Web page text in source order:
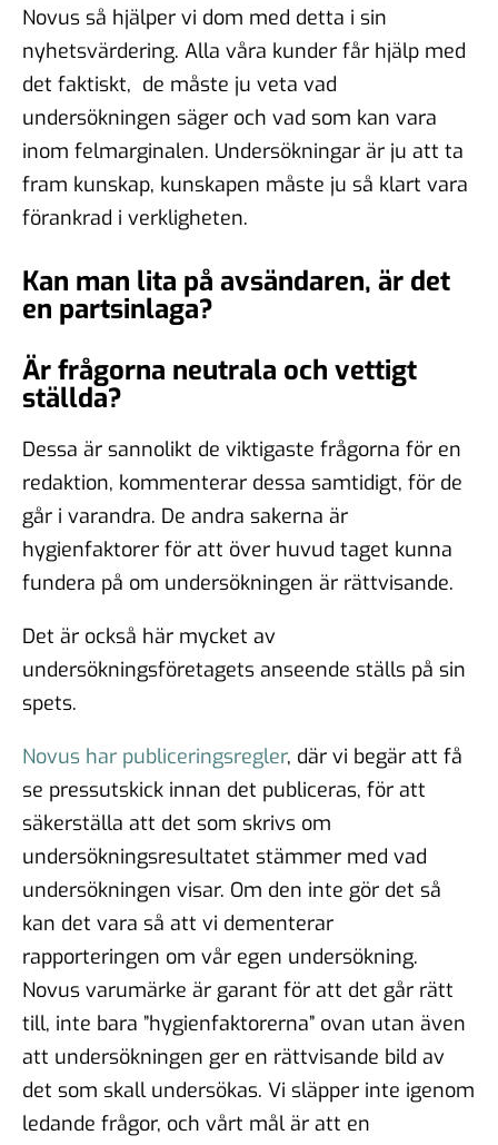
Novus så hjälper vi dom med detta i sin
nyhetsvärdering. Alla våra kunder får hjälp med
det faktiskt, de måste ju veta vad
undersökningen säger och vad som kan vara
inom felmarginalen. Undersökningar är ju att ta
fram kunskap, kunskapen måste ju så klart vara
förankrad i verkligheten.
Kan man lita på avsändaren, är det
en partsinlaga?
Är frågorna neutrala och vettigt
ställda?
Dessa är sannolikt de viktigaste frågorna för en
redaktion, kommenterar dessa samtidigt, för de
går i varandra. De andra sakerna är
hygienfaktorer för att över huvud taget kunna
fundera på om undersökningen är rättvisande.
Det är också här mycket av
undersökningsföretagets anseende ställs på sin
spets.
Novus har publiceringsregler, där vi begär att få
se pressutskick innan det publiceras, för att
säkerställa att det som skrivs om
undersökningsresultatet stämmer med vad
undersökningen visar. Om den inte gör det så
kan det vara så att vi dementerar
rapporteringen om vår egen undersökning.
Novus varumärke är garant för att det går rätt
till, inte bara ”hygienfaktorerna” ovan utan även
att undersökningen ger en rättvisande bild av
det som skall undersökas. Vi släpper inte igenom
ledande frågor, och vårt mål är att en